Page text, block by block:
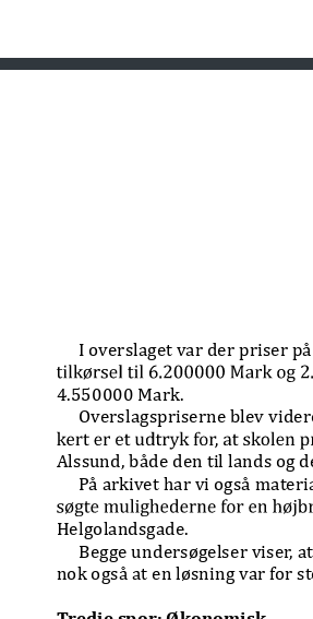
I overslaget var der priser
4.550000 Mark.
Overslagspriserne blev
Alssund, både den til lands og
På arkivet har vi også
Helgolandsgade.
Begge undersøgelser viser,
nok også at en løsning var for